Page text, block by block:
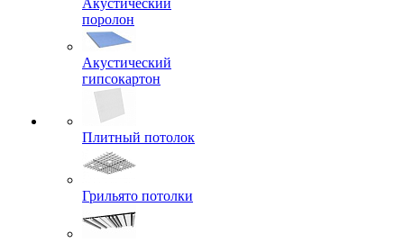
Акустический
поролон
Акустический
гипсокартон
Плитный потолок
Грильято потолки